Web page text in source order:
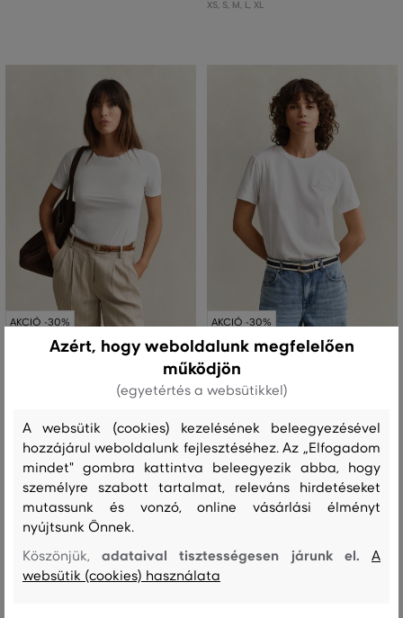
XS, S, M, L, XL
AKCIÓ -30%
PÓLÓ GANT LIGHT COTTON SS T-
16 090 Ft
Elérhető méretek:
, M L, XL +1 további
AKCIÓ -30%
PÓLÓ GANT REG TONAL SHIELD SS
T-SHIRT
16 790 Ft
Elérhető méretek:
XS, S, M, L, XL +2 további
Azért, hogy weboldalunk megfelelően
működjön
(egyetértés a websütikkel)
A websütik (cookies) kezelésének beleegyezésével
hozzájárul weboldalunk fejlesztéséhez. Az „Elfogadom
mindet" gombra kattintva beleegyezik abba, hogy
személyre szabott tartalmat, releváns hirdetéseket
mutassunk és vonzó, online vásárlási élményt
nyújtsunk Önnek.
Köszönjük,adataival tisztességesen járunk el.A
websütik (cookies) használata